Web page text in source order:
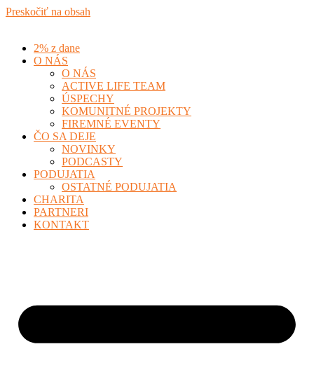
Preskočiť na obsah
2% z dane
O NÁS
O NÁS
ACTIVE LIFE TEAM
ÚSPECHY
KOMUNITNÉ PROJEKTY
FIREMNÉ EVENTY
ČO SA DEJE
NOVINKY
PODCASTY
PODUJATIA
OSTATNÉ PODUJATIA
CHARITA
PARTNERI
KONTAKT